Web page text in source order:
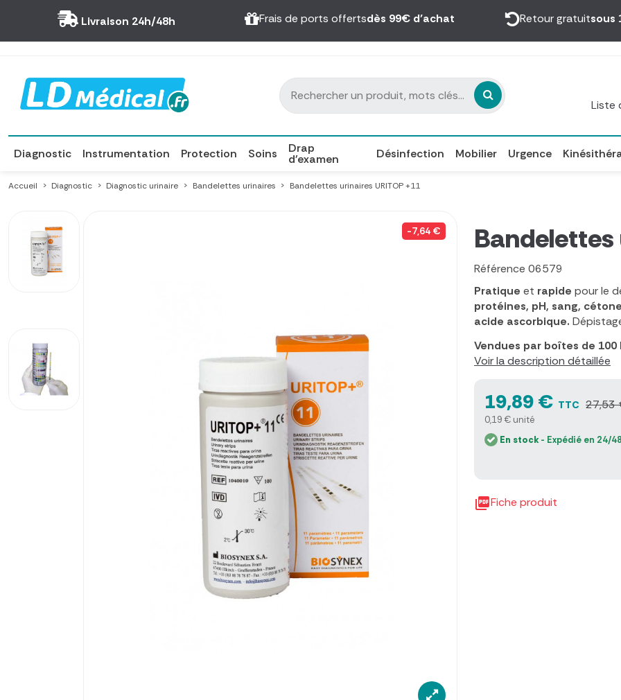
Livraison 24h/48h Frais de ports offertsdès 99€ d’achat Retour gratuitsous
Liste
Diagnostic Instrumentation Protection Soins Drap
d'examen Désinfection Mobilier Urgence
Accueil Diagnostic Diagnostic urinaire Bandelettes urinaires Bandelettes urinaires URITOP +11
-7,64 € Bandelettes
Référence 06579
Pratique et rapide pour le
protéines, pH, sang,
acide ascorbique.
Vendues par boîtes de
Voir la description détaillée
19,89 € TTC 27,53
0,19 € unité
En stock- Expédié en 24/
Fiche produit
Panneau de gestion des cookies